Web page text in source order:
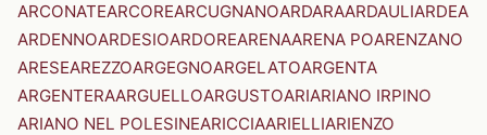
ARCONATEARCOREARCUGNANOARDARAARDAULIARDEA
ARDENNOARDESIOARDOREARENAARENA POARENZANO
ARESEAREZZOARGEGNOARGELATOARGENTA
ARGENTERAARGUELLOARGUSTOARIARIANO IRPINO
ARIANO NEL POLESINEARICCIAARIELLIARIENZO